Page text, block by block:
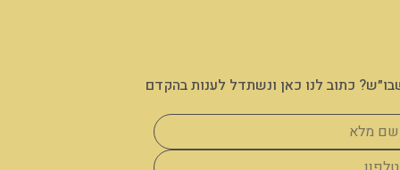
כתוב לנו כאן ונשתדל לענות בהקדם